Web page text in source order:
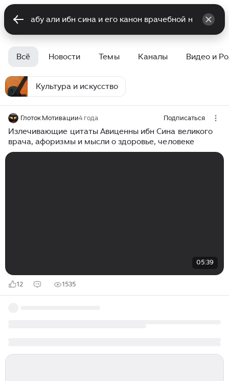
Всё Новости Темы Каналы Видео и
Культура и искусство
Глоток Мотивации4 года Подписаться
Излечивающие цитаты Авиценны ибн Сина великого
врача, афоризмы и мысли о здоровье, человеке
05:39
12 1535